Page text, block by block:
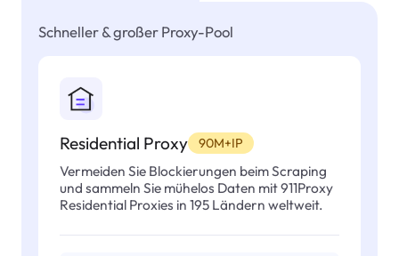
Schneller & großer Proxy-Pool
Residential Proxy 90M+IP
Vermeiden Sie Blockierungen beim Scraping
und sammeln Sie mühelos Daten mit 911Proxy
Residential Proxies in 195 Ländern weltweit.